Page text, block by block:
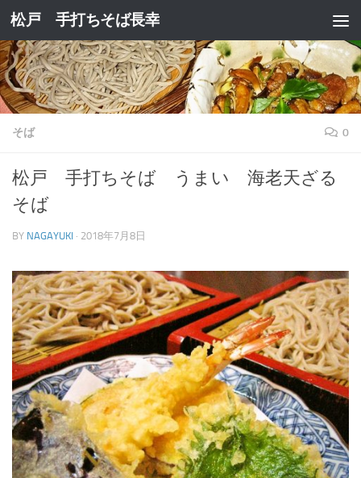
コンテンツへスキップ
松戸 手打ちそば長幸
そば 0
松戸 手打ちそば うまい 海老天ざる
そば
BY NAGAYUKI · 2018年7月8日